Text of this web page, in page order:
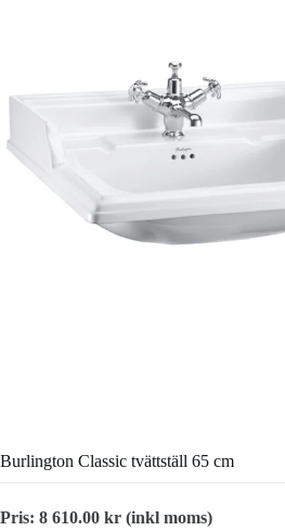
Burlington Classic tvättställ 65 cm
Pris: 8 610.00 kr (inkl moms)